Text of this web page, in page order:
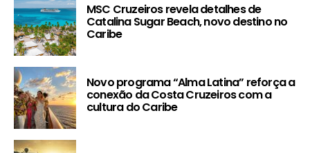
MSC Cruzeiros revela detalhes de
Catalina Sugar Beach, novo destino no
Caribe
Novo programa “Alma Latina” reforça a
conexão da Costa Cruzeiros com a
cultura do Caribe